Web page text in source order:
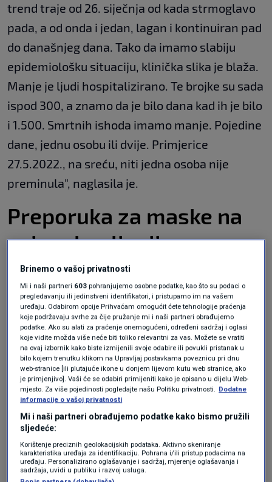
trend traje od 26. siječnja od kada strmoglavo
pada, a od onda i jedan, lagan i kontinuiran pad
do današnjeg dana. Tako da imamo slabiju
epidemiološku situaciju, klinička slika je blaža.
Manje je ljudi hospitalizirano. Te brojke su sada
ispod 300, a znamo da je bilo dana kad ih je bilo
i 1.500. Smrtnih ishoda imamo manje. Pojedine
dane, jednu osobu ili dvije. Primjerice
27.5.2022., na sreću, niti jedna osoba nije
preminula", naglasila je.
Preporuka za maske na
svim okupljanjima u
zatvorenom
"Odluka o korištenju maski je produljena do
kraja lipnja i u njoj stoji da su maske obavezne
u zdravstvenom sustavu i u sustavu socijalne
skrbi, a i da se preporučuju na svim
okupljanjima u zatvorenom, za sve građane
koji žele nositi masku. U zdravstvenom smislu,
posebno preporučujemo da masku nose osobe
starije životne dobi, osobe koje imaju kronične
bolesti, koje uočavaju rizik za teške oblike
Brinemo o vašoj privatnosti
Mi i naši partneri 603 pohranjujemo osobne podatke, kao što su podaci o
pregledavanju ili jedinstveni identifikatori, i pristupamo im na vašem
uređaju. Odabirom opcije Prihvaćam omogućit ćete tehnologije praćenja
koje podržavaju svrhe za čije pružanje mi i naši partneri obrađujemo
podatke. Ako su alati za praćenje onemogućeni, određeni sadržaj i oglasi
koje vidite možda više neće biti toliko relevantni za vas. Možete se vratiti
na ovaj izbornik kako biste izmijenili svoje odabire ili povukli pristanak u
bilo kojem trenutku klikom na Upravljaj postavkama poveznicu pri dnu
web-stranice [ili plutajuće ikone u donjem lijevom kutu web stranice, ako
je primjenjivo]. Vaši će se odabiri primijeniti kako je opisano u dijelu Web-
mjesto. Za više pojedinosti pogledajte našu Politiku privatnosti. Dodatne
informacije o vašoj privatnosti
Mi i naši partneri obrađujemo podatke kako bismo pružili
sljedeće:
Korištenje preciznih geolokacijskih podataka. Aktivno skeniranje
karakteristika uređaja za identifikaciju. Pohrana i/ili pristup podacima na
uređaju. Personalizirano oglašavanje i sadržaj, mjerenje oglašavanja i
sadržaja, uvidi u publiku i razvoj usluga.